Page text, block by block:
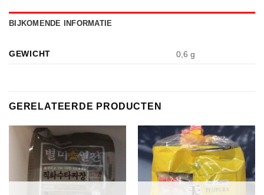
BIJKOMENDE INFORMATIE
GEWICHT 0,6 g
GERELATEERDE PRODUCTEN